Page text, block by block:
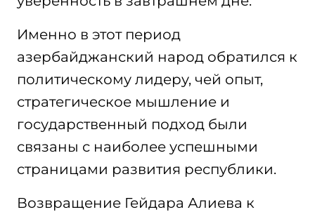
Именно в этот период
азербайджанский народ обратился к
политическому лидеру, чей опыт,
стратегическое мышление и
государственный подход были
связаны с наиболее успешными
страницами развития республики.
Возвращение Гейдара Алиева к